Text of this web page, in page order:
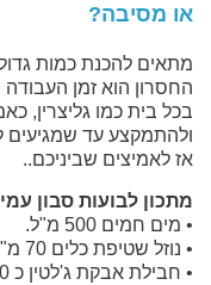
או מסיבה?
מתאים להכנת כמות
החסרון הוא זמן
בכל בית כמו גליצרין,
ולהתמקצע עד
אז לאמיצים שביניכם..
מתכון לבועות סבון
• מים חמים 500 מ"ל.
• נוזל שטיפת כלים 70 מ"ל.
• חבילת אבקת ג'לטין כ 50 גרם.